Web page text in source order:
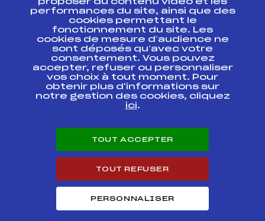
Pass’Neige
Projet sportif fédéral
Projet de performance fédéral
Antidopage
Pôle Développement, Formation, Suivi
Scientifique
Listes ministérielles
Pôle vie de l’athlète
Enseignement professionnel
Carrières
proposer du contenu vidéo et les
performances du site, ainsi que des
cookies permettant le
fonctionnement du site. Les
cookies de mesure d’audience ne
sont déposés qu’avec votre
consentement. Vous pouvez
accepter, refuser ou personnaliser
vos choix à tout moment. Pour
obtenir plus d'informations sur
notre gestion des cookies, cliquez
ici.
TOUT ACCEPTER
TOUT REFUSER
PERSONNALISER